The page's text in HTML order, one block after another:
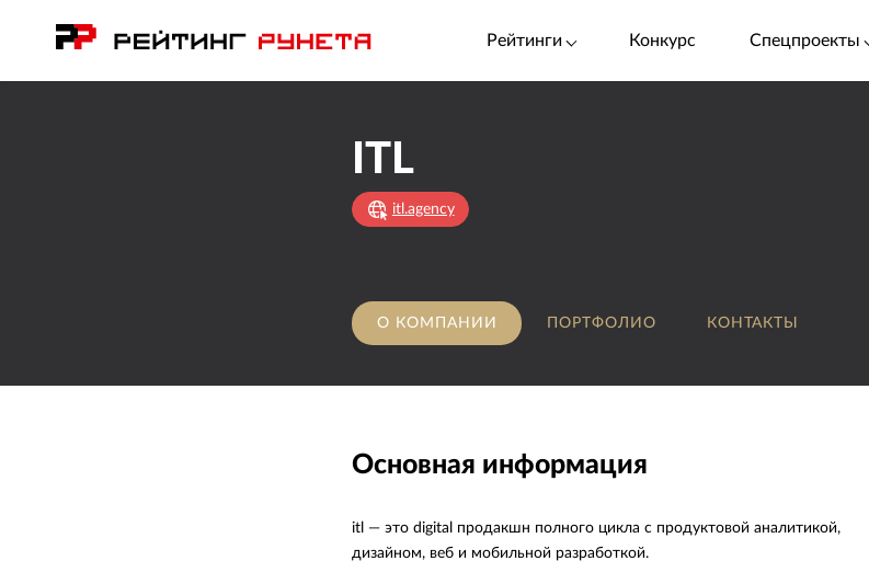
Рейтинги Конкурс Спецпроекты
ITL
itl.agency
О КОМПАНИИ ПОРТФОЛИО КОНТАКТЫ
Основная информация
itl — это digital продакшн полного цикла с продуктовой аналитикой,
дизайном, веб и мобильной разработкой.